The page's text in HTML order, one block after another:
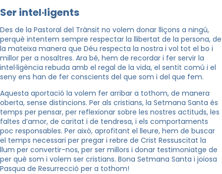
Ser intel·ligents
Des de la Pastoral del Trànsit no volem donar lliçons a ningú,
perquè intentem sempre respectar la llibertat de la persona, de
la mateixa manera que Déu respecta la nostra i vol tot el bo i
millor per a nosaltres. Ara bé, hem de recordar i fer servir la
intel·ligència rebuda amb el regal de la vida, el sentit comú i el
seny ens han de fer conscients del que som i del que fem.
Aquesta aportació la volem fer arribar a tothom, de manera
oberta, sense distincions. Per als cristians, la Setmana Santa és
temps per pensar, per reflexionar sobre les nostres actituds, les
faltes d’amor, de caritat i de tendresa, i els comportaments
poc responsables. Per això, aprofitant el lleure, hem de buscar
el temps necessari per pregar i rebre de Crist Ressuscitat la
llum per convertir-nos, per ser millors i donar testimoniatge de
per què som i volem ser cristians. Bona Setmana Santa i joiosa
Pasqua de Resurrecció per a tothom!